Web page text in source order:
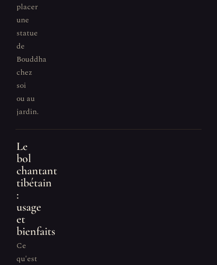
placer
une
statue
de
Bouddha
chez
soi
ou au
jardin.
Le
bol
chantant
tibétain
:
usage
et
bienfaits
Ce
qu'est